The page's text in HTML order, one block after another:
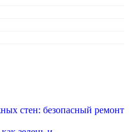
стен: безопасный ремонт